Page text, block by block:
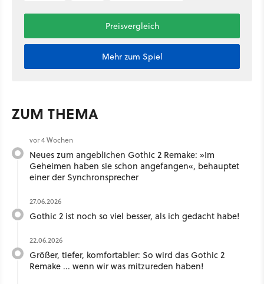
Preisvergleich
Mehr zum Spiel
ZUM THEMA
vor 4 Wochen
Neues zum angeblichen Gothic 2 Remake: »Im
Geheimen haben sie schon angefangen«, behauptet
einer der Synchronsprecher
27.06.2026
Gothic 2 ist noch so viel besser, als ich gedacht habe!
22.06.2026
Größer, tiefer, komfortabler: So wird das Gothic 2
Remake ... wenn wir was mitzureden haben!